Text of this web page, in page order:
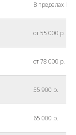
В пределах
от 55 000 р.
от 78 000 р.
55 900 р.
65 000 р.